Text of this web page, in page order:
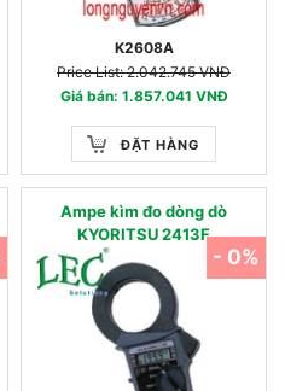
K2608A
Price List: 2.042.745 VNĐ
Giá bán: 1.857.041 VNĐ
ĐẶT HÀNG
Ampe kìm đo dòng dò
KYORITSU 2413F
- 0%